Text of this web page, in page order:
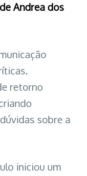
Andrea dos
retorno
sobre a
iniciou um